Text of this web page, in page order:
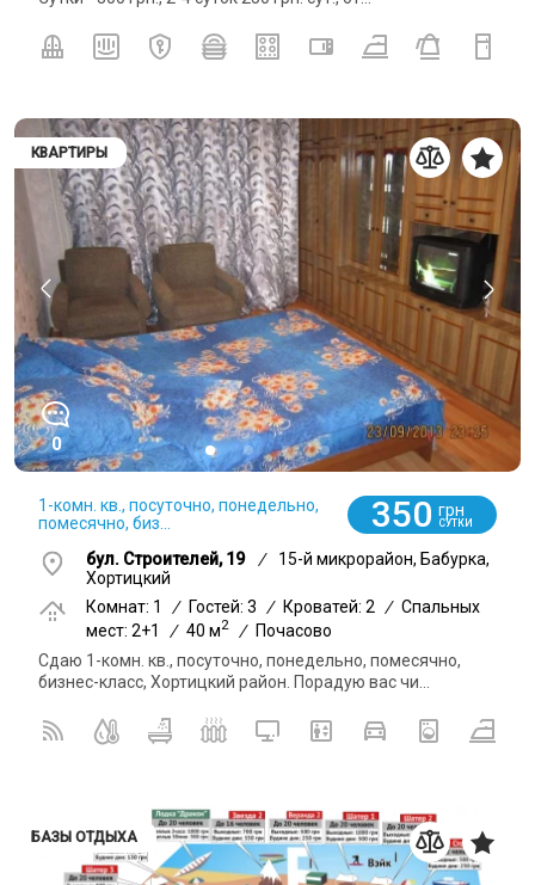
КВАРТИРЫ
0
1-комн. кв., посуточно, понедельно,
помесячно, биз...
350 грн
СУТКИ
бул. Строителей, 19 /
15-й микрорайон, Бабурка,
Хортицкий
Комнат: 1
/ Гостей: 3 / Кроватей: 2 / Спальных
мест: 2+1
/ 40 м2 /
Почасово
Сдаю 1-комн. кв., посуточно, понедельно, помесячно,
бизнес-класс, Хортицкий район. Порадую вас чи...
БАЗЫ ОТДЫХА